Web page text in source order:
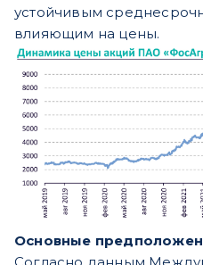
устойчивым
влияющим на цены.
Основные